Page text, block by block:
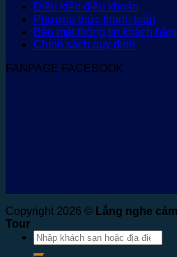
Điều kiện điều khoản
Phương thức thanh toán
Bảo mật thông tin khách
Chính sách quy định
FANPAGE FACEBOOK
Copyright 2026 © Lắng nghe
Tour
Tìm
kiếm: